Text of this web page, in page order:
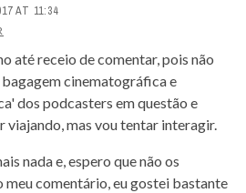
AT 11:34
até receio de comentar, pois não
bagagem cinematográfica e
dos podcasters em questão e
viajando, mas vou tentar interagir.
nada e, espero que não os
meu comentário, eu gostei bastante